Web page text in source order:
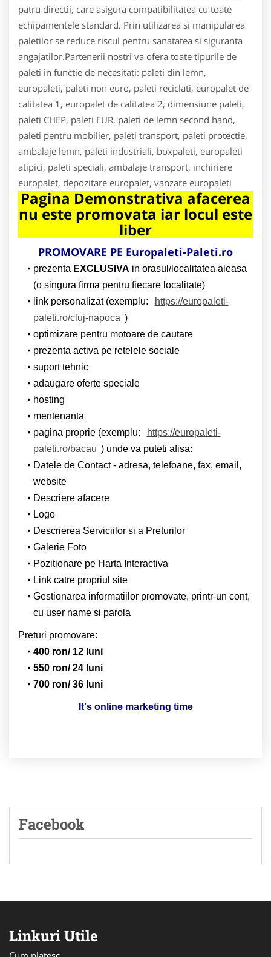
patru directii, care asigura compatibilitatea cu toate
echipamentele standard. Prin utilizarea si manipularea
paletilor se reduce riscul pentru sanatatea si siguranta
angajatilor.Partenerii nostri va ofera toate tipurile de
paleti in functie de necesitati: paleti din lemn,
europaleti, paleti non euro, paleti reciclati, europalet de
calitatea 1, europalet de calitatea 2, dimensiune paleti,
paleti CHEP, paleti EUR, paleti de lemn second hand,
paleti pentru mobilier, paleti transport, paleti protectie,
ambalaje lemn, paleti industriali, boxpaleti, europaleti
atipici, paleti speciali, ambalaje transport, inchiriere
europalet, depozitare europalet, vanzare europaleti
Pagina Demonstrativa afacerea
nu este promovata iar locul este
liber
PROMOVARE PE Europaleti-Paleti.ro
prezenta EXCLUSIVA in orasul/localitatea aleasa
(o singura firma pentru fiecare localitate)
link personalizat (exemplu:
https://europaleti-
paleti.ro/cluj-napoca )
optimizare pentru motoare de cautare
prezenta activa pe retelele sociale
suport tehnic
adaugare oferte speciale
hosting
mentenanta
pagina proprie (exemplu:
https://europaleti-
paleti.ro/bacau ) unde va puteti afisa:
Datele de Contact - adresa, telefoane, fax, email,
website
Descriere afacere
Logo
Descrierea Serviciilor si a Preturilor
Galerie Foto
Pozitionare pe Harta Interactiva
Link catre propriul site
Gestionarea informatiilor promovate, printr-un cont,
cu user name si parola
Preturi promovare:
400 ron/ 12 luni
550 ron/ 24 luni
700 ron/ 36 luni
It's online marketing time
Facebook
Linkuri Utile